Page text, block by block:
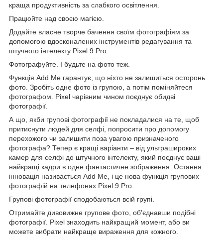
краща продуктивність за слабкого освітлення.
Працюйте над своєю магією.
Додайте власне творче бачення своїм фотографіям за
допомогою вдосконалених інструментів редагування та
штучного інтелекту Pixel 9 Pro.
Фотографуйте. І будьте на фото теж.
Функція Add Me гарантує, що ніхто не залишиться осторонь
фото. Зробіть одне фото із групою, а потім поміняйтеся
фотографом. Pixel чарівним чином поєднує обидві
фотографії.
А що, якби групові фотографії не покладалися на те, щоб
притиснути людей для селфі, попросити про допомогу
перехожого чи залишити поза увагою призначеного
фотографа? Тепер є кращі варіанти – від ультрашироких
камер для селфі до штучного інтелекту, який поєднує ваші
найкращі кадри в одне фантастичне зображення. Остання
інновація називається Add Me, і це нова функція групових
фотографій на телефонах Pixel 9 Pro.
Групові фотографії сподобаються всій групі.
Отримайте дивовижне групове фото, об’єднавши подібні
фотографії. Pixel знаходить найкращий момент, або ви
можете вибрати найкраще вираження для кожного.